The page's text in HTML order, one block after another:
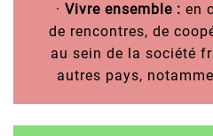
· Vivre ensemble : en
de rencontres, de
au sein de la société
autres pays,